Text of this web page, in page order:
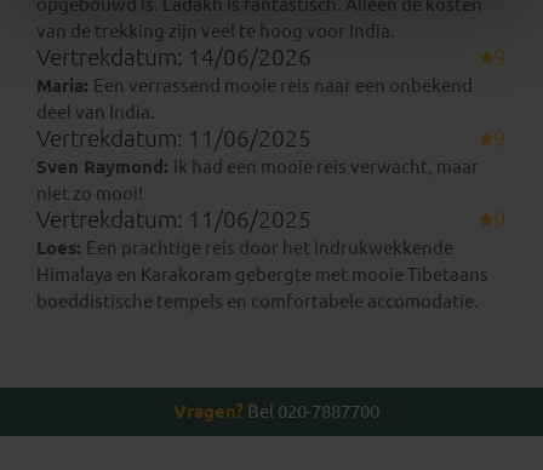
van de trekking zijn veel te hoog voor India.
Vertrekdatum: 14/06/2026 9
Maria: Een verrassend mooie reis naar een onbekend
deel van India.
Vertrekdatum: 11/06/2025 9
Sven Raymond: Ik had een mooie reis verwacht, maar
niet zo mooi!
Vertrekdatum: 11/06/2025 9
Loes: Een prachtige reis door het indrukwekkende
Himalaya en Karakoram gebergte met mooie Tibetaans
boeddistische tempels en comfortabele accomodatie.
Vragen? Bel 020-7887700